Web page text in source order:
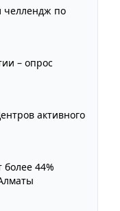
челлендж по
– опрос
активного
более 44%